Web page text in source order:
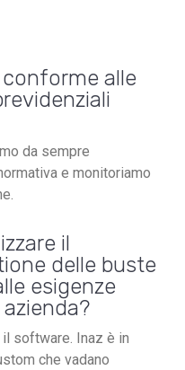
alle
da sempre
e monitoriamo
il
delle buste
esigenze
software. Inaz è in
che vadano